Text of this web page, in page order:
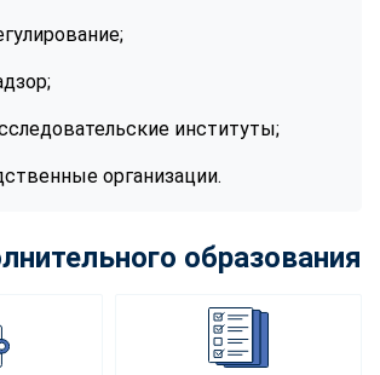
институты;
организации.
образования